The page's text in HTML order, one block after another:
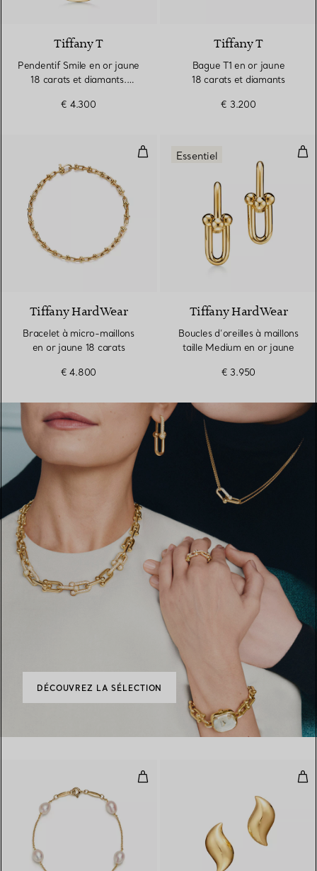
Tiffany T
Pendentif Smile en or jaune
18 carats et diamants.
€ 4.300
Tiffany T
Bague T1 en or jaune
18 carats et diamants
€ 3.200
Bracelet à micro-maillons en or
Tiffany HardWear
Bracelet à micro-maillons
en or jaune 18 carats
€ 4.800
Essentiel
Tiffany HardWear
Boucles d’oreilles à maillons
taille Medium en or jaune
€ 3.950
DÉCOUVREZ LA SÉLECTION
Bracelet Pearls by the Yard